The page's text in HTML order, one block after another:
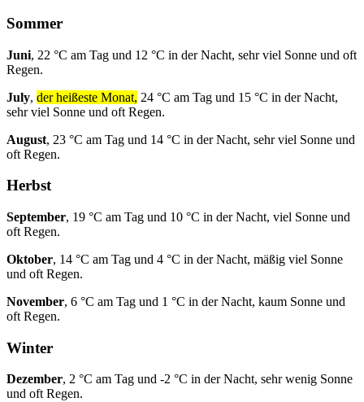
Sommer
Juni, 22 °C am Tag und 12 °C in der Nacht, sehr viel Sonne und oft
Regen.
July, der heißeste Monat, 24 °C am Tag und 15 °C in der Nacht,
sehr viel Sonne und oft Regen.
August, 23 °C am Tag und 14 °C in der Nacht, sehr viel Sonne und
oft Regen.
Herbst
September, 19 °C am Tag und 10 °C in der Nacht, viel Sonne und
oft Regen.
Oktober, 14 °C am Tag und 4 °C in der Nacht, mäßig viel Sonne
und oft Regen.
November, 6 °C am Tag und 1 °C in der Nacht, kaum Sonne und
oft Regen.
Winter
Dezember, 2 °C am Tag und -2 °C in der Nacht, sehr wenig Sonne
und oft Regen.